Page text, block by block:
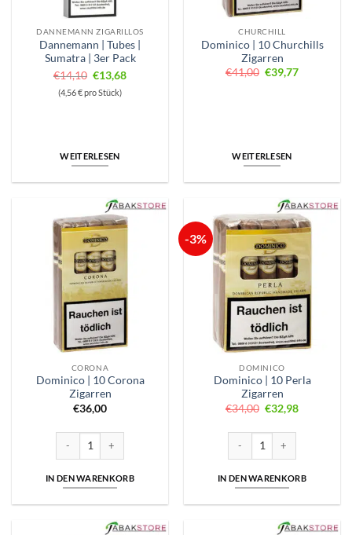
DANNEMANN ZIGARILLOS
Dannemann | Tubes |
Sumatra | 3er Pack
€14,10 Ursprünglicher
Preis
€13,68Aktueller
(4,56 € pro Stück)
WEITERLESEN
CHURCHILL
Dominico | 10 Churchills
Zigarren
€41,00 Ursprünglicher
Preis
€39,77Aktueller
WEITERLESEN
CORONA
Dominico | 10 Corona
Zigarren
€36,00
Dominico | 10 Corona Zigarren Menge
IN DEN WARENKORB
-3%
DOMINICO
Dominico | 10 Perla
Zigarren
€34,00 Ursprünglicher
Preis
€32,98Aktueller
Dominico | 10 Perla Zigarren
IN DEN WARENKORB